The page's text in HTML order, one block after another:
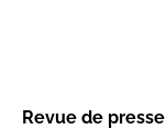
Revue de presse